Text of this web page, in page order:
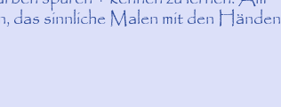
das sinnliche Malen mit den Händen